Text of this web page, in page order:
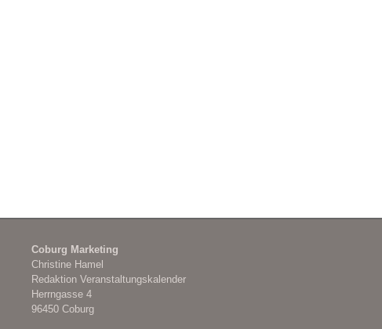
Coburg Marketing
Christine Hamel
Redaktion Veranstaltungskalender
Herrngasse 4
96450 Coburg